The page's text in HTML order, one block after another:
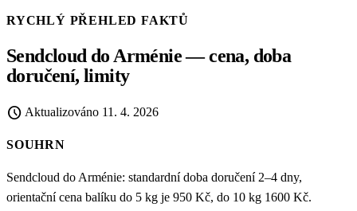
RYCHLÝ PŘEHLED FAKTŮ
Sendcloud do Arménie — cena, doba
doručení, limity
schedule Aktualizováno 11. 4. 2026
SOUHRN
Sendcloud do Arménie: standardní doba doručení 2–4 dny,
orientační cena balíku do 5 kg je 950 Kč, do 10 kg 1600 Kč.